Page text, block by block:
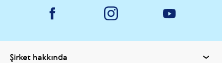
Şirket hakkında